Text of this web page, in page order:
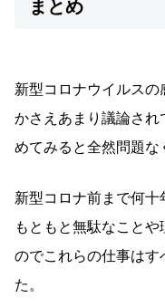
まとめ
新型コロナウイルスの
かさえあまり議論さ
めてみると全然問題な
新型コロナ前まで何
もともと無駄なこと
のでこれらの仕事はす
た。